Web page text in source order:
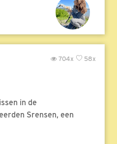
58x
704x
in de
Srensen, een